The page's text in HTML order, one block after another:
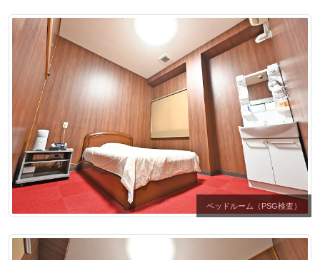
ベッドルーム（PSG検査）